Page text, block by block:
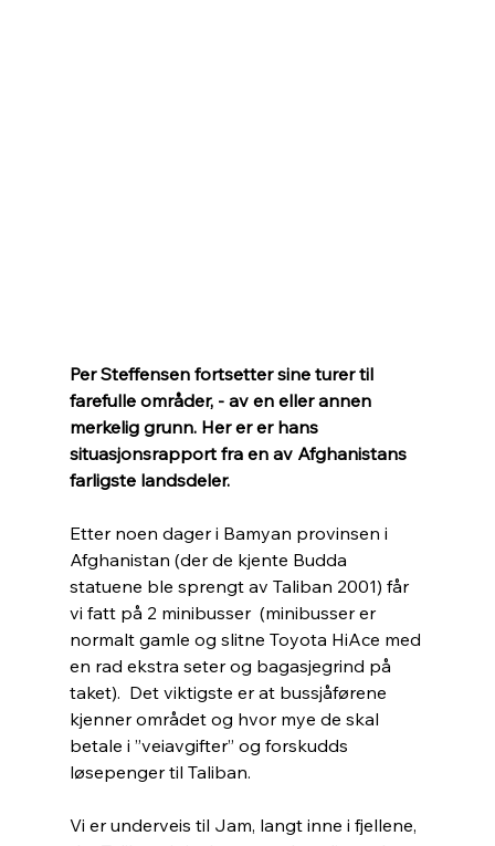
Per Steffensen fortsetter sine turer til
farefulle områder, - av en eller annen
merkelig grunn. Her er er hans
situasjonsrapport fra en av Afghanistans
farligste landsdeler.
Etter noen dager i Bamyan provinsen i
Afghanistan (der de kjente Budda
statuene ble sprengt av Taliban 2001) får
vi fatt på 2 minibusser  (minibusser er
normalt gamle og slitne Toyota HiAce med
en rad ekstra seter og bagasjegrind på
taket).  Det viktigste er at bussjåførene
kjenner området og hvor mye de skal
betale i ”veiavgifter” og forskudds
løsepenger til Taliban.
Vi er underveis til Jam, langt inne i fjellene,